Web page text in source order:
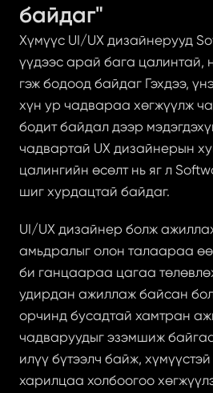
байдаг"
Хүмүүс UI/UX дизайнерууд
үүдээс арай бага цалинтай,
гэж бодоод байдаг Гэхдээ,
хүн ур чадвараа хөгжүүлж
бодит байдал дээр
чадвартай UX дизайнерын
цалингийн өсөлт нь яг л
шиг хурдацтай байдаг.
UI/UX дизайнер болж
амьдралыг олон талаараа
би ганцаараа цагаа
удирдан ажиллаж байсан
орчинд бусадтай хамтран
чадваруудыг эзэмшиж
илүү бүтээлч байж,
харилцаа холбоогоо